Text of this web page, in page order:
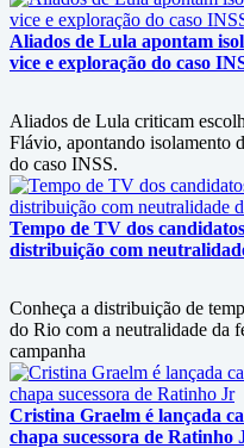
Aliados de Lula apontam
vice e exploração do caso
Aliados de Lula criticam
Flávio, apontando isolamento
do caso INSS.
Tempo de TV dos
distribuição com
Conheça a distribuição de
do Rio com a neutralidade da
campanha
Cristina Graelm é lançada
chapa sucessora de Ratinho